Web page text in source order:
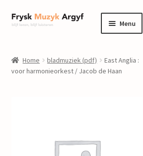
Ga
door
navigatie
Ga
naar
inhoud
Menu
informatie
Home bladmuziek (pdf)
East Anglia :
voor harmonieorkest / Jacob de Haan